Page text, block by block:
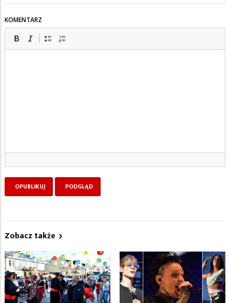
KOMENTARZ
Zobacz także